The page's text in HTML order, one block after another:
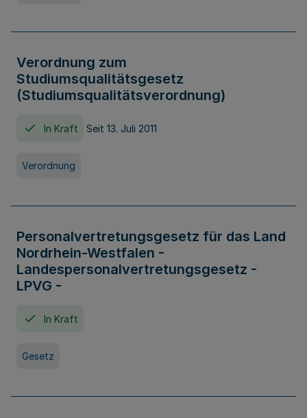
Verordnung zum
Studiumsqualitätsgesetz
(Studiumsqualitätsverordnung)
In Kraft Seit 13. Juli 2011
Verordnung
Personalvertretungsgesetz für das Land
Nordrhein-Westfalen -
Landespersonalvertretungsgesetz -
LPVG -
In Kraft
Gesetz